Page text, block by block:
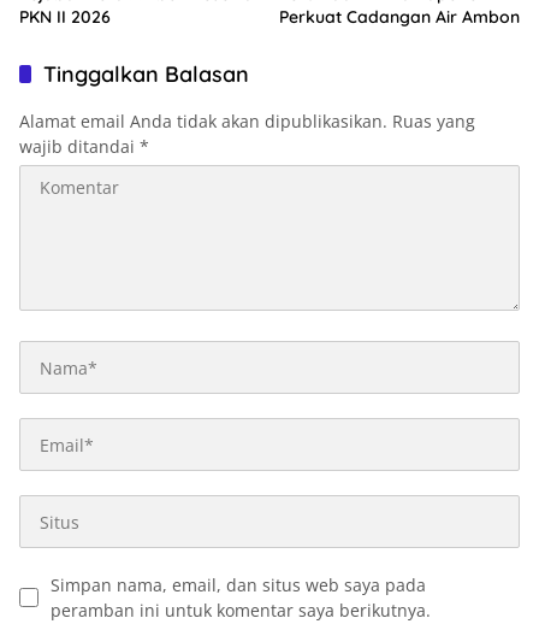
PKN II 2026
Perkuat Cadangan Air Ambon
Tinggalkan Balasan
Alamat email Anda tidak akan dipublikasikan. Ruas yang
wajib ditandai *
Simpan nama, email, dan situs web saya pada
peramban ini untuk komentar saya berikutnya.